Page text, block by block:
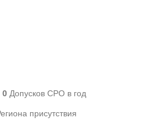
0 Допусков СРО в год
присутствия